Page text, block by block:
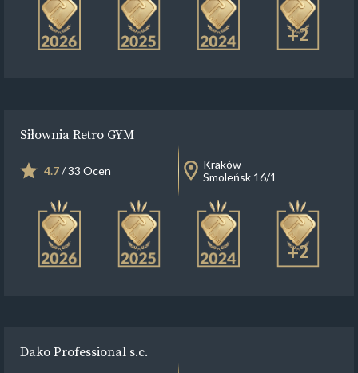
+2
Siłownia Retro GYM
4.7/ 33 Ocen
Kraków
Smoleńsk 16/1
+2
Dako Professional s.c.